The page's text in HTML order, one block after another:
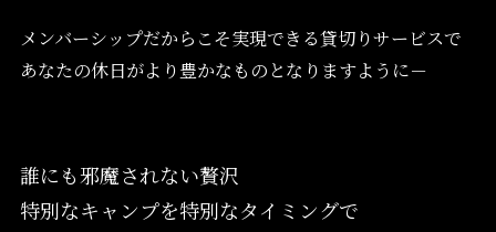
メンバーシップだからこそ実現できる貸切りサービスで
あなたの休日がより豊かなものとなりますように－
誰にも邪魔されない贅沢
特別なキャンプを特別なタイミングで